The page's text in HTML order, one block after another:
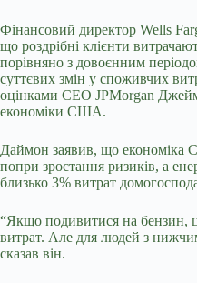
Фінансовий директор Wells
що роздрібні клієнти
порівняно з довоєнним
суттєвих змін у споживчих
оцінками CEO JPMorgan
економіки США.
Даймон заявив, що економіка
попри зростання ризиків, а
близько 3% витрат
“Якщо подивитися на бензин,
витрат. Але для людей з
сказав він.